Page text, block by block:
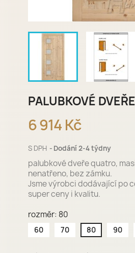
PALUBKOVÉ
6 914 Kč
S DPH Dodání 2-4 týdny
palubkové dveře quatro,
nenatřeno, bez zámku.
Jsme výrobci dodávající po
super ceny i kvalitu.
rozměr: 80
60 70 80 90